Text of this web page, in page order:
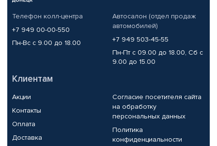
Телефон колл-центра
+7 949 00-00-550
Пн-Вс с 9.00 до 18.00
Автосалон (отдел продаж
автомобилей)
+7 949 503-45-55
Пн-Пт с 09.00 до 18.00, Сб с
9.00 до 15.00
Клиентам
Акции
Контакты
Оплата
Доставка
Согласие посетителя сайта
на обработку
персональных данных
Политика
конфиденциальности